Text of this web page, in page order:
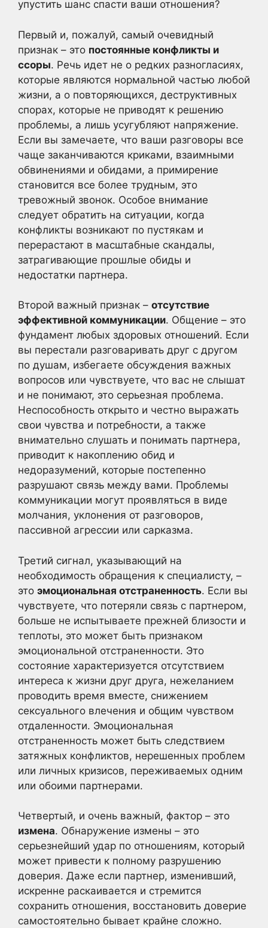
упустить шанс спасти ваши отношения?
Первый и, пожалуй, самый очевидный
признак – это постоянные конфликты и
ссоры. Речь идет не о редких разногласиях,
которые являются нормальной частью любой
жизни, а о повторяющихся, деструктивных
спорах, которые не приводят к решению
проблемы, а лишь усугубляют напряжение.
Если вы замечаете, что ваши разговоры все
чаще заканчиваются криками, взаимными
обвинениями и обидами, а примирение
становится все более трудным, это
тревожный звонок. Особое внимание
следует обратить на ситуации, когда
конфликты возникают по пустякам и
перерастают в масштабные скандалы,
затрагивающие прошлые обиды и
недостатки партнера.
Второй важный признак – отсутствие
эффективной коммуникации. Общение – это
фундамент любых здоровых отношений. Если
вы перестали разговаривать друг с другом
по душам, избегаете обсуждения важных
вопросов или чувствуете, что вас не слышат
и не понимают, это серьезная проблема.
Неспособность открыто и честно выражать
свои чувства и потребности, а также
внимательно слушать и понимать партнера,
приводит к накоплению обид и
недоразумений, которые постепенно
разрушают связь между вами. Проблемы
коммуникации могут проявляться в виде
молчания, уклонения от разговоров,
пассивной агрессии или сарказма.
Третий сигнал, указывающий на
необходимость обращения к специалисту, –
это эмоциональная отстраненность. Если вы
чувствуете, что потеряли связь с партнером,
больше не испытываете прежней близости и
теплоты, это может быть признаком
эмоциональной отстраненности. Это
состояние характеризуется отсутствием
интереса к жизни друг друга, нежеланием
проводить время вместе, снижением
сексуального влечения и общим чувством
отдаленности. Эмоциональная
отстраненность может быть следствием
затяжных конфликтов, нерешенных проблем
или личных кризисов, переживаемых одним
или обоими партнерами.
Четвертый, и очень важный, фактор – это
измена. Обнаружение измены – это
серьезнейший удар по отношениям, который
может привести к полному разрушению
доверия. Даже если партнер, изменивший,
искренне раскаивается и стремится
сохранить отношения, восстановить доверие
самостоятельно бывает крайне сложно.